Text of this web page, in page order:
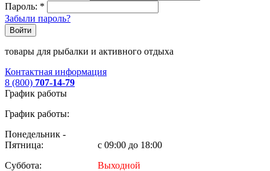
Пароль: *
Забыли пароль?
Войти
товары для рыбалки и активного отдыха
Контактная информация
8 (800) 707-14-79
График работы
График работы:
Понедельник -
Пятница:
с 09:00 до 18:00
Суббота:
Выходной